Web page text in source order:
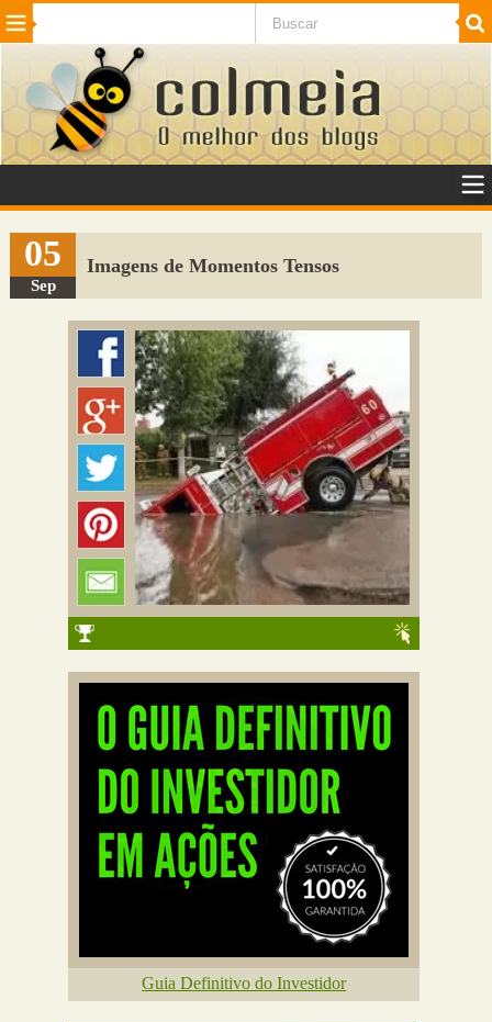
Beleza Cinema e TV
Internet Jogos NotÃ­cias SaÃºde
VeÃ­culos Adulto
Sugerir Link
Adicionar Blog
Colmeia Exchange
Perguntas Frequentes
05
Sep
Imagens de Momentos Tensos
Guia Definitivo do Investidor